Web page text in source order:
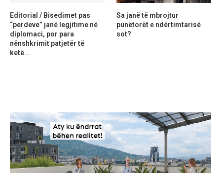
Editorial / Bisedimet pas
“perdeve” janë legjitime në
diplomaci, por para
nënshkrimit patjetër të
ketë...
Sa janë të mbrojtur
punëtorët e ndërtimtarisë
sot?